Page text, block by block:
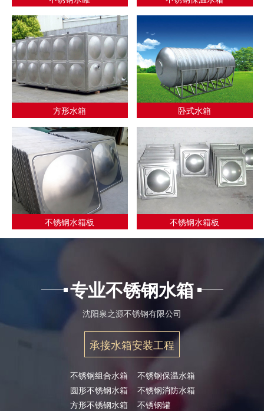
方形水箱 卧式水箱
不锈钢水箱板 不锈钢水箱板
专业不锈钢水箱
沈阳泉之源不锈钢有限公司
承接水箱安装工程
不锈钢组合水箱
圆形不锈钢水箱
方形不锈钢水箱
不锈钢保温水箱
不锈钢消防水箱
不锈钢罐